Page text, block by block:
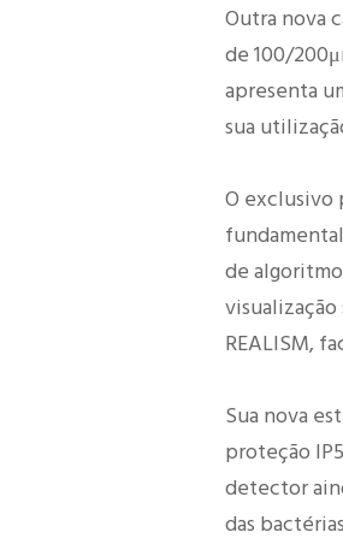
Outra nova
de 100/
apresenta
sua
O exclusivo
de
REALISM,
Sua nova
proteção
detector
das